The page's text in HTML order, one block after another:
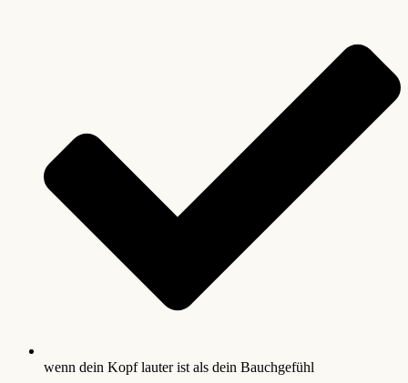
wenn dein Kopf lauter ist als dein Bauchgefühl